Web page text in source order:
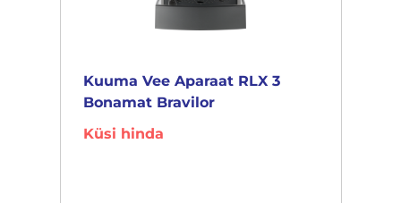
Kuuma Vee Aparaat RLX 3
Bonamat Bravilor
Küsi hinda